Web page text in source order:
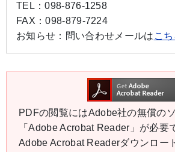
TEL：098-876-1258
FAX：098-879-7224
お知らせ： 問い合わせメールは こち
PDFの閲覧にはAdobe社の無償の
「Adobe Acrobat Reader」が必要
Adobe Acrobat Readerダウンロー